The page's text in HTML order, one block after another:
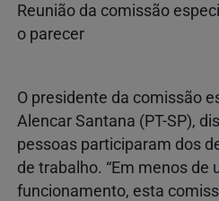
Reunião da comissão
o parecer
O presidente da comissão
Alencar Santana (PT-SP),
pessoas participaram dos
de trabalho. “Em menos de
funcionamento, esta